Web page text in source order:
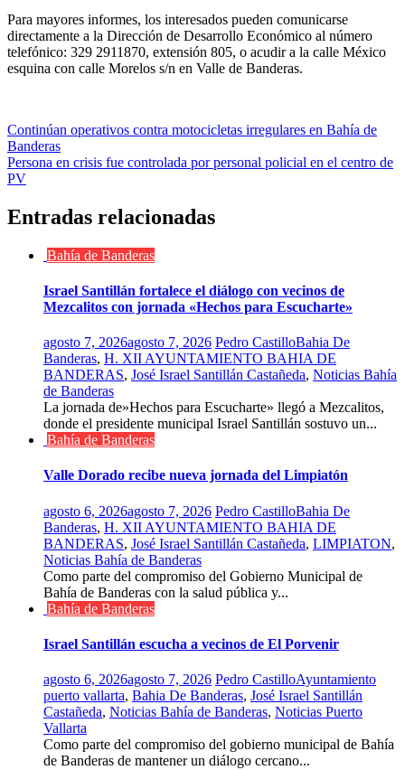
Para mayores informes, los interesados pueden comunicarse
directamente a la Dirección de Desarrollo Económico al número
telefónico: 329 2911870, extensión 805, o acudir a la calle México
esquina con calle Morelos s/n en Valle de Banderas.
Navegación
de
entradas
Continúan operativos contra motocicletas irregulares en Bahía de
Banderas
Persona en crisis fue controlada por personal policial en el centro de
PV
Entradas relacionadas
Bahía de Banderas
Israel Santillán fortalece el diálogo con vecinos de
Mezcalitos con jornada «Hechos para Escucharte»
agosto 7, 2026agosto 7, 2026 Pedro CastilloBahia De
Banderas, H. XII AYUNTAMIENTO BAHIA DE
BANDERAS, José Israel Santillán Castañeda, Noticias Bahía
de Banderas
La jornada de»Hechos para Escucharte» llegó a Mezcalitos,
donde el presidente municipal Israel Santillán sostuvo un...
Bahía de Banderas
Valle Dorado recibe nueva jornada del Limpiatón
agosto 6, 2026agosto 7, 2026 Pedro CastilloBahia De
Banderas, H. XII AYUNTAMIENTO BAHIA DE
BANDERAS, José Israel Santillán Castañeda, LIMPIATON,
Noticias Bahía de Banderas
Como parte del compromiso del Gobierno Municipal de
Bahía de Banderas con la salud pública y...
Bahía de Banderas
Israel Santillán escucha a vecinos de El Porvenir
agosto 6, 2026agosto 7, 2026 Pedro CastilloAyuntamiento
puerto vallarta, Bahia De Banderas, José Israel Santillán
Castañeda, Noticias Bahía de Banderas, Noticias Puerto
Vallarta
Como parte del compromiso del gobierno municipal de Bahía
de Banderas de mantener un diálogo cercano...